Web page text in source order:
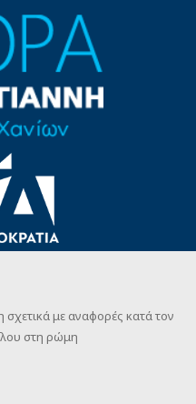
με αναφορές κατά τον
στη ρώμη